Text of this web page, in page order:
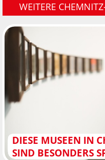
WEITERE
DIESE MUSEEN IN
SIND BESONDERS